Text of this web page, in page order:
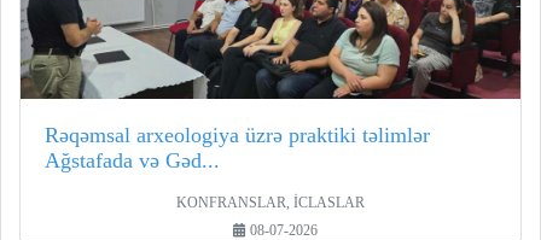
Rəqəmsal arxeologiya üzrə praktiki təlimlər
Ağstafada və Gəd...
KONFRANSLAR, İCLASLAR
08-07-2026